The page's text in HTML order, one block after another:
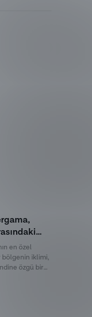
en özel
iklimi,
özgü bir
çıkan Mihaliç
Tulum ise hem